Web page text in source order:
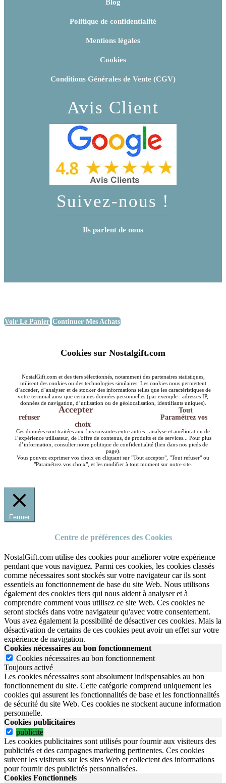
Blog
Politique de confidentialité
Mentions légales
Cookies
Conditions Générales de Vente (CGV)
Avis Client
Suivez-nous !
Ils parlent de nous
Voir Le Panier Continuer Mes Achats
Cookies sur Nostalgift.com
NostalGift.com et des tiers sélectionnés, notamment des partenaires statistiques,
utilisent des cookies ou des technologies similaires. Les cookies nous permettent
d’accéder, d’analyser et de stocker des informations telles que les caractéristiques de
votre terminal ainsi que certaines données personnelles (par exemple : adresses IP,
données de navigation, d’utilisation ou de géolocalisation, identifiants uniques).
Accepter
Tout
refuser
Paramétrez vos
choix
Ces données sont traitées aux fins suivantes entre autres : analyse et amélioration de
l’expérience utilisateur, de l'offre de contenus, de produits et de services... Pour plus
d’information, consulter notre politique de confidentialité (lien dans nos pieds de
page).
Vous pouvez exprimer vos choix en cliquant sur "Tout accepter", "Tout refuser" ou
"Paramétrez vos choix", et les modifier à tout moment sur notre site.
Fermer
Centre de préférences des Cookies
NostalGift.com utilise des cookies pour améliorer votre expérience
pendant que vous naviguez. Parmi ces cookies, les cookies classés
comme nécessaires sont stockés sur votre navigateur car ils sont
essentiels au fonctionnement de base du site Web. Nous utilisons
également des cookies tiers qui nous aident à analyser et à
comprendre comment vous utilisez ce site Web. Ces cookies ne
seront stockés dans votre navigateur qu'avec votre consentement.
Vous avez également la possibilité de désactiver ces cookies. Mais la
désactivation de certains de ces cookies peut avoir un effet sur votre
expérience de navigation.
Cookies nécessaires au bon fonctionnement
Cookies nécessaires au bon fonctionnement
Toujours activé
Les cookies nécessaires sont absolument indispensables au bon
fonctionnement du site. Cette catégorie comprend uniquement les
cookies qui assurent les fonctionnalités de base et les fonctionnalités
de sécurité du site Web. Ces cookies ne stockent aucune information
personnelle.
Cookies publicitaires
publicite
Les cookies publicitaires sont utilisés pour fournir aux visiteurs des
publicités et des campagnes marketing pertinentes. Ces cookies
suivent les visiteurs sur les sites Web et collectent des informations
pour fournir des publicités personnalisées.
Cookies Fonctionnels